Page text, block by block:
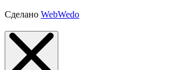
Сделано WebWedo